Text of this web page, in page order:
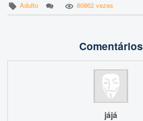
Adulto 80862 vezes
Comentários
jájá